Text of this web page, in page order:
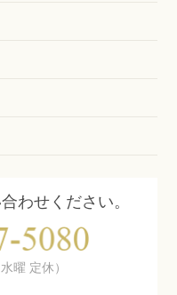
わせください。
曜 定休）